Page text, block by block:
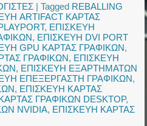
|Tagged REBALLING
ARTIFACT ΚΑΡΤΑΣ
, ΕΠΙΣΚΕΥΗ
, ΕΠΙΣΚΕΥΗ DVI PORT
GPU ΚΑΡΤΑΣ ΓΡΑΦΙΚΩΝ,
ΓΡΑΦΙΚΩΝ, ΕΠΙΣΚΕΥΗ
, ΕΠΙΣΚΕΥΗ ΕΞΑΡΤΗΜΑΤΩΝ
ΕΠΕΞΕΡΓΑΣΤΗ ΓΡΑΦΙΚΩΝ,
, ΕΠΙΣΚΕΥΗ ΚΑΡΤΑΣ
ΓΡΑΦΙΚΩΝ DESKTOP,
NVIDIA, ΕΠΙΣΚΕΥΗ ΚΑΡΤΑΣ